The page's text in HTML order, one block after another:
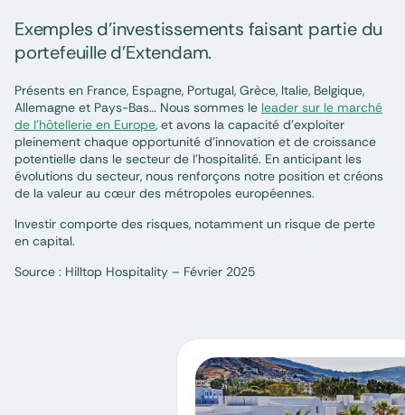
Exemples d’investissements faisant partie du
portefeuille d’Extendam.
Présents en France, Espagne, Portugal, Grèce, Italie, Belgique,
Allemagne et Pays-Bas… Nous sommes le leader sur le marché
de l’hôtellerie en Europe, et avons la capacité d’exploiter
pleinement chaque opportunité d’innovation et de croissance
potentielle dans le secteur de l’hospitalité. En anticipant les
évolutions du secteur, nous renforçons notre position et créons
de la valeur au cœur des métropoles européennes.
Investir comporte des risques, notamment un risque de perte
en capital.
Source : Hilltop Hospitality – Février 2025